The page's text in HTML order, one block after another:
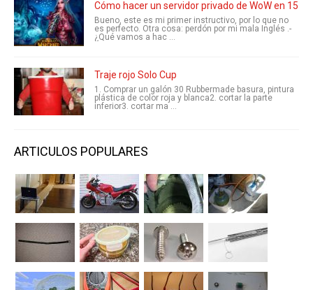
Cómo hacer un servidor privado de WoW en 15
Bueno, este es mi primer instructivo, por lo que no
es perfecto. Otra cosa: perdón por mi mala Inglés .-
¿Qué vamos a hac ...
Traje rojo Solo Cup
1. Comprar un galón 30 Rubbermade basura, pintura
plástica de color roja y blanca2. cortar la parte
inferior3. cortar ma ...
ARTICULOS POPULARES